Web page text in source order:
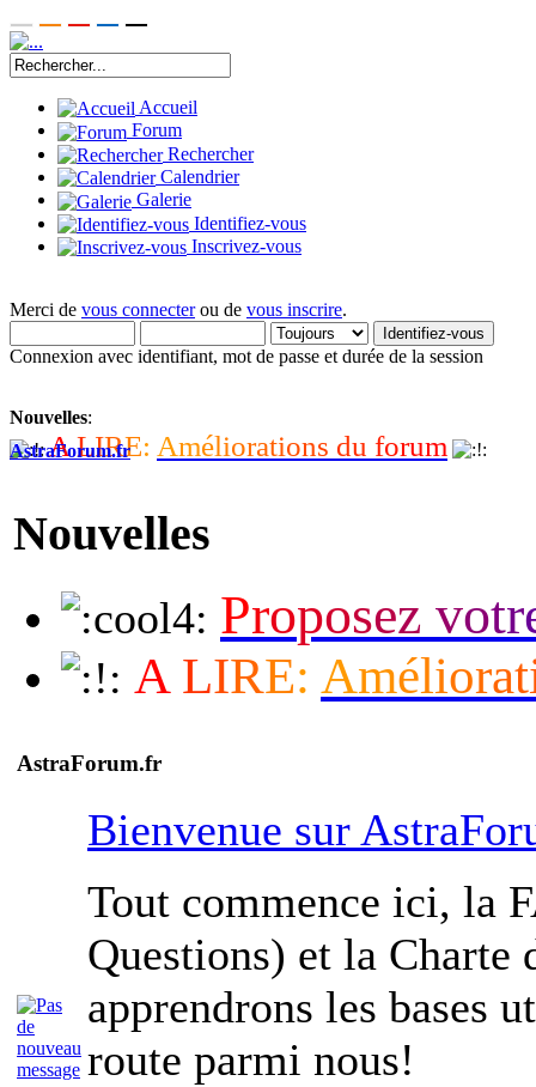
Accueil
Forum
Rechercher
Calendrier
Galerie
Identifiez-vous
Inscrivez-vous
Merci de vous connecterou de vous inscrire.
Connexion avec identifiant, mot de passe et durée de la session
Nouvelles:
A LIRE: Améliorations du forum
AstraForum.fr
Nouvelles
Proposez votr
A LIRE: Améliorat
AstraForum.fr
Bienvenue sur
Tout commence ici, la
Questions) et la Charte
apprendrons les bases
route parmi nous!